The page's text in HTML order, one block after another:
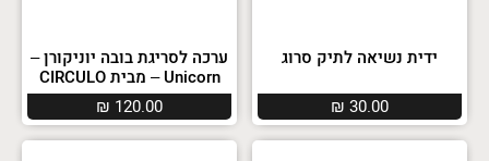
ידית נשיאה לתיק סרוג
₪ 30.00
ערכה לסריגת בובה יוניקורן –
Unicorn – מבית CIRCULO
₪ 120.00